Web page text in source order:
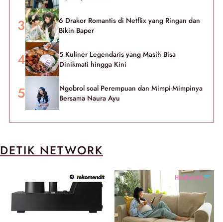
6 Drakor Romantis di Netflix yang Ringan dan
Bikin Baper
5 Kuliner Legendaris yang Masih Bisa
Dinikmati hingga Kini
Ngobrol soal Perempuan dan Mimpi-Mimpinya
Bersama Naura Ayu
DETIK NETWORK